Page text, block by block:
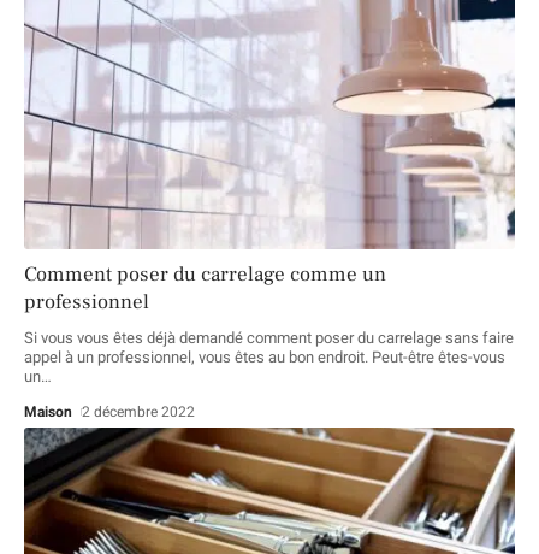
Comment poser du carrelage comme un
professionnel
Si vous vous êtes déjà demandé comment poser du carrelage sans faire
appel à un professionnel, vous êtes au bon endroit. Peut-être êtes-vous
un…
Maison 2 décembre 2022